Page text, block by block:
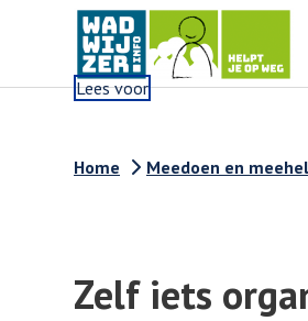
Lees voor
Home Meedoen en
Zelf iets